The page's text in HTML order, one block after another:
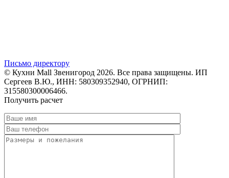
Письмо директору
© Кухни Mall Звенигород 2026. Все права защищены. ИП
Сергеев В.Ю., ИНН: 580309352940, ОГРНИП:
315580300006466.
Получить расчет